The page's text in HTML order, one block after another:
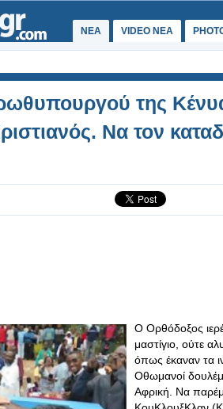
ΝΕΑ VIDEO NEA
της
Να τον
Ο Ορθόδοξος
μαστίγιο, ούτε
όπως έκαναν τα
Οθωμανοί
Αφρική. Να